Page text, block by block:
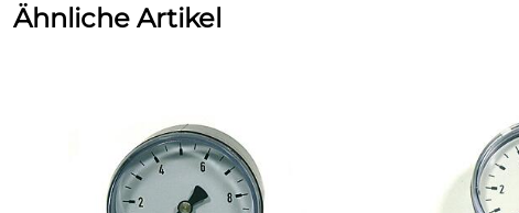
Ähnliche Artikel